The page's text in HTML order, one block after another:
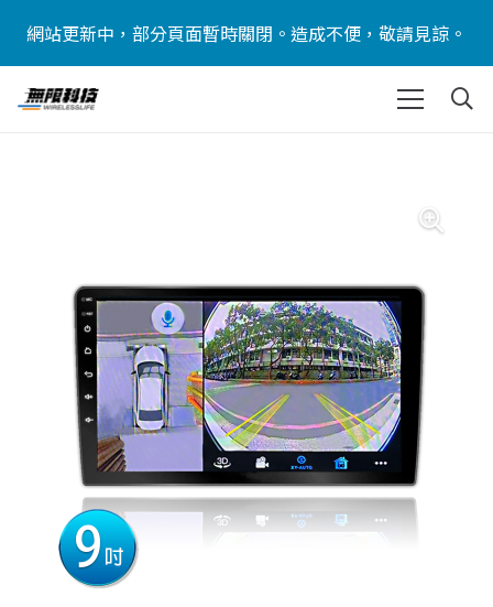
網站更新中，部分頁面暫時關閉。造成不便，敬請見諒。